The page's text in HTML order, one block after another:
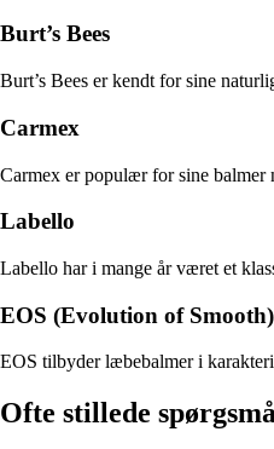
Burt’s Bees
Burt’s Bees er kendt for sine
Carmex
Carmex er populær for sine balmer
Labello
Labello har i mange år været et
EOS (Evolution of Smooth)
EOS tilbyder læbebalmer i
Ofte stillede